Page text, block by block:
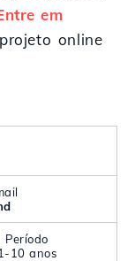
em
online
Período
10 anos